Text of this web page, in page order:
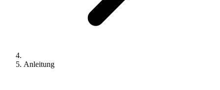
Anleitung